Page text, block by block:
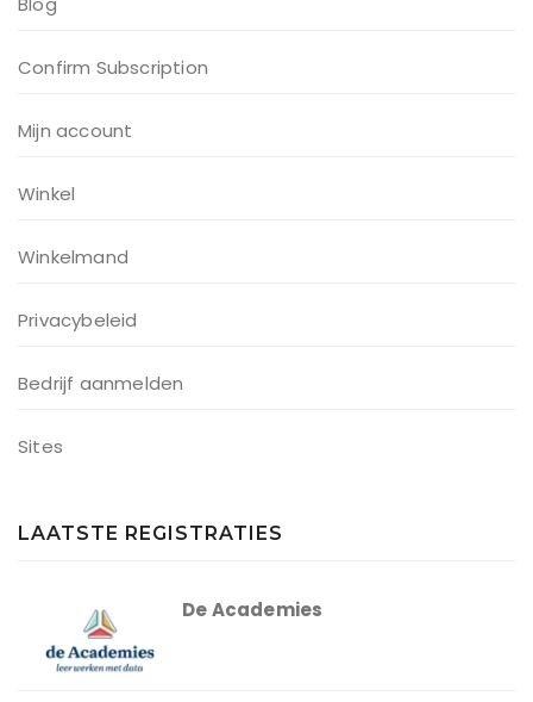
Confirm Subscription
Mijn account
Winkel
Winkelmand
Privacybeleid
Bedrijf aanmelden
Sites
LAATSTE REGISTRATIES
De Academies